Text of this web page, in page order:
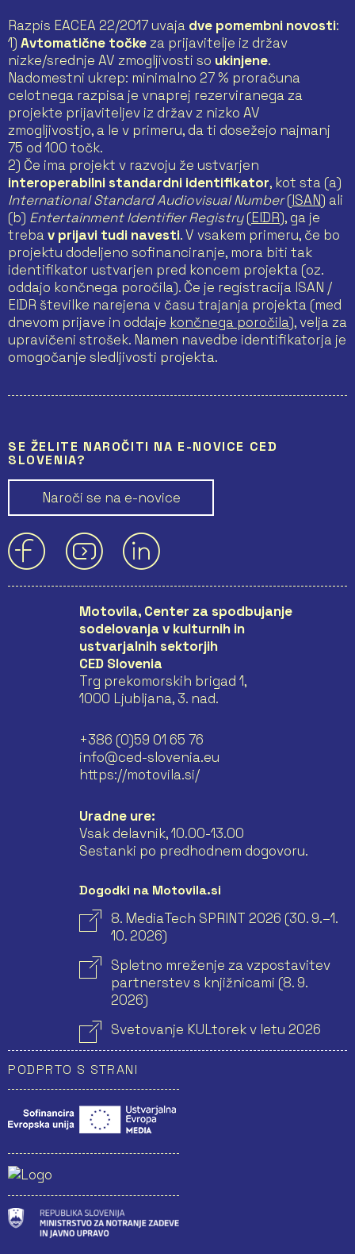
Razpis EACEA 22/2017 uvaja dve pomembni novosti:
1) Avtomatične točke za prijavitelje iz držav
nizke/srednje AV zmogljivosti so ukinjene.
Nadomestni ukrep: minimalno 27 % proračuna
celotnega razpisa je vnaprej rezerviranega za
projekte prijaviteljev iz držav z nizko AV
zmogljivostjo, a le v primeru, da ti dosežejo najmanj
75 od 100 točk.
2) Če ima projekt v razvoju že ustvarjen
interoperabilni standardni identifikator, kot sta (a)
International Standard Audiovisual Number(ISAN) ali
(b) Entertainment Identifier Registry(EIDR), ga je
trebav prijavi tudi navesti. V vsakem primeru, če bo
projektu dodeljeno sofinanciranje, mora biti tak
identifikator ustvarjen pred koncem projekta (oz.
oddajo končnega poročila). Če je registracija ISAN /
EIDR številke narejena v času trajanja projekta (med
dnevom prijave in oddaje končnega poročila), velja za
upravičeni strošek. Namen navedbe identifikatorja je
omogočanje sledljivosti projekta.
SE ŽELITE NAROČITI NA E-NOVICE CED
SLOVENIA?
Naroči se na e-novice
Motovila, Center za spodbujanje
sodelovanja v kulturnih in
ustvarjalnih sektorjih
CED Slovenia
Trg prekomorskih brigad 1,
1000 Ljubljana, 3. nad.
+386 (0)59 01 65 76
info@ced-slovenia.eu
https://motovila.si/
Uradne ure:
Vsak delavnik, 10.00-13.00
Sestanki po predhodnem dogovoru.
Dogodki na Motovila.si
8. MediaTech SPRINT 2026 (30. 9.–1.
10. 2026)
Spletno mreženje za vzpostavitev
partnerstev s knjižnicami (8. 9.
2026)
Svetovanje KULtorek v letu 2026
PODPRTO S STRANI